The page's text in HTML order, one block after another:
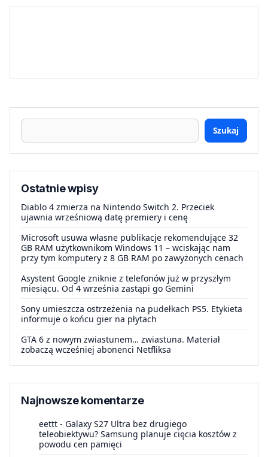
Szukaj
Ostatnie wpisy
Diablo 4 zmierza na Nintendo Switch 2. Przeciek
ujawnia wrześniową datę premiery i cenę
Microsoft usuwa własne publikacje rekomendujące 32
GB RAM użytkownikom Windows 11 – wciskając nam
przy tym komputery z 8 GB RAM po zawyżonych cenach
Asystent Google zniknie z telefonów już w przyszłym
miesiącu. Od 4 września zastąpi go Gemini
Sony umieszcza ostrzeżenia na pudełkach PS5. Etykieta
informuje o końcu gier na płytach
GTA 6 z nowym zwiastunem… zwiastuna. Materiał
zobaczą wcześniej abonenci Netfliksa
Najnowsze komentarze
eettt - Galaxy S27 Ultra bez drugiego
teleobiektywu? Samsung planuje cięcia kosztów z
powodu cen pamięci